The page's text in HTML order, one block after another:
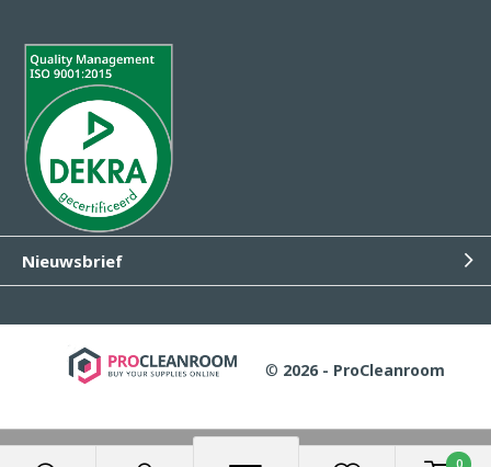
0
Nieuwsbrief
© 2026 - ProCleanroom
Wij slaan cookies op om onze website te verbeteren. Is dat